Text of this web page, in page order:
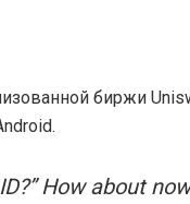
биржи
How about